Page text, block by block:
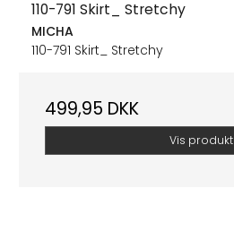
110-791 Skirt_ Stretchy
MICHA
110-791 Skirt_ Stretchy
499,95 DKK
Vis produkt